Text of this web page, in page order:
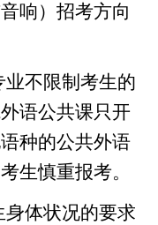
响）招考方向
业不限制考生的
语公共课只开
种的公共外语
生慎重报考。
身体状况的要求